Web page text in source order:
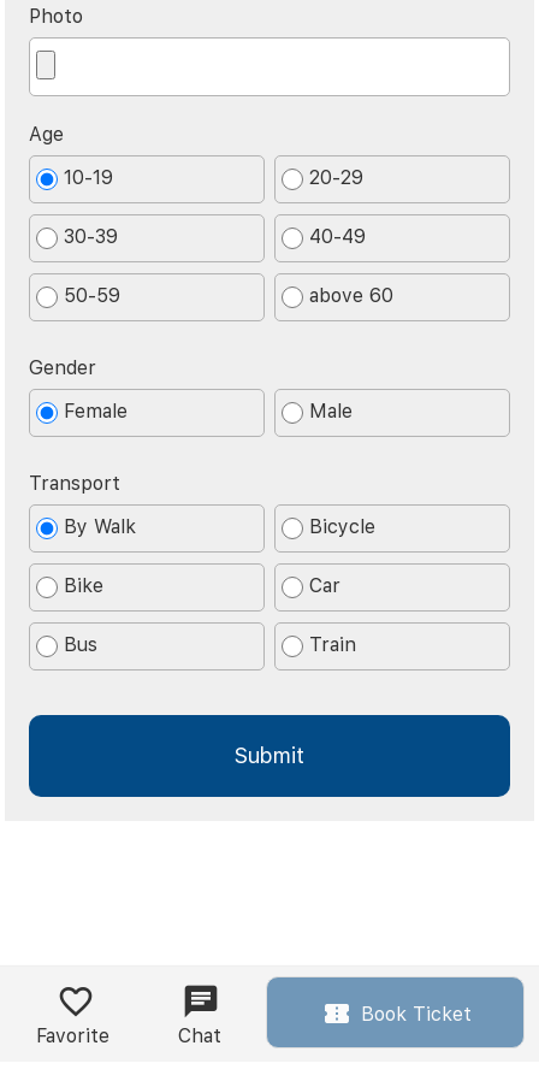
Photo
Age
10-19
20-29
30-39 40-49
50-59 above 60
Gender
Female
Male
Transport
By Walk
Bicycle
Bike Car
Bus Train
Favorite Chat
Book Ticket